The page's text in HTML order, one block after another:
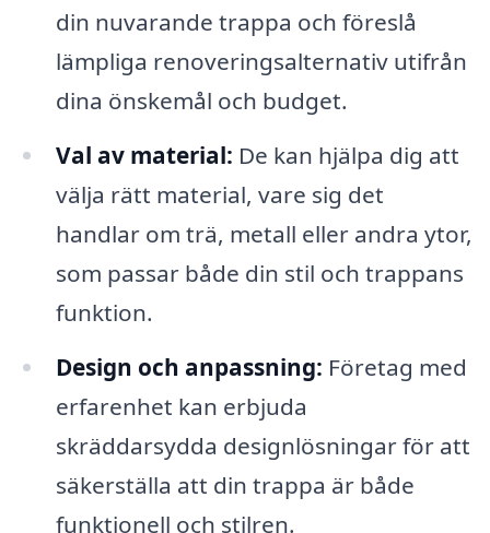
din nuvarande trappa och föreslå
lämpliga renoveringsalternativ utifrån
dina önskemål och budget.
Val av material: De kan hjälpa dig att
välja rätt material, vare sig det
handlar om trä, metall eller andra ytor,
som passar både din stil och trappans
funktion.
Design och anpassning: Företag med
erfarenhet kan erbjuda
skräddarsydda designlösningar för att
säkerställa att din trappa är både
funktionell och stilren.